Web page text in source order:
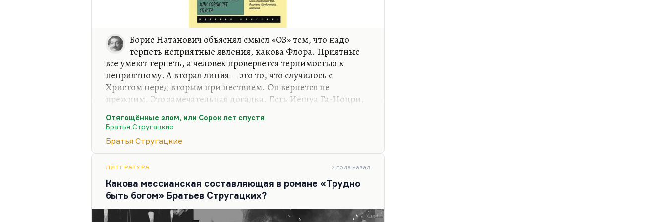
Борис Натанович объяснял смысл «ОЗ» тем, что надо
терпеть неприятные явления, какова Флора. Приятные
все умеют терпеть, а человек проверяется терпимостью к
неприятному. А вторая линия – это то, что случилось с
Христом перед вторым пришествием. Он вернется не
прежним. Это замечательная догадка. Есть Иешуа Га-Ноцри,
Христос, как у Мирера (близкого друга Стругацких) в
«Евангелии Булгакова», разложен на две ипостаси: добрая –
Г.А. Носов, силовая – демиург. Это такая попытка построения
как реакция на большой лом времен, во многих отношениях
переходная. Я думаю, мы ее только будем…
Отягощённые злом, или Сорок лет спустя
Братья Стругацкие
Братья Стругацкие
ЛИТЕРАТУРА 2 года назад
Какова мессианская составляющая в романе «Трудно
быть богом» Братьев Стругацких?